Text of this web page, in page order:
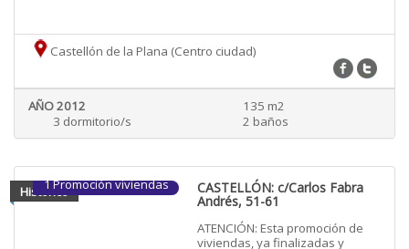
Castellón de la Plana (Centro ciudad)
AÑO 2012
135 m2
3 dormitorio/s
2 baños
1 Promoción viviendas CASTELLÓN: c/Carlos Fabra
Andrés, 51-61
ATENCIÓN: Esta promoción de
viviendas, ya finalizadas y
Historico